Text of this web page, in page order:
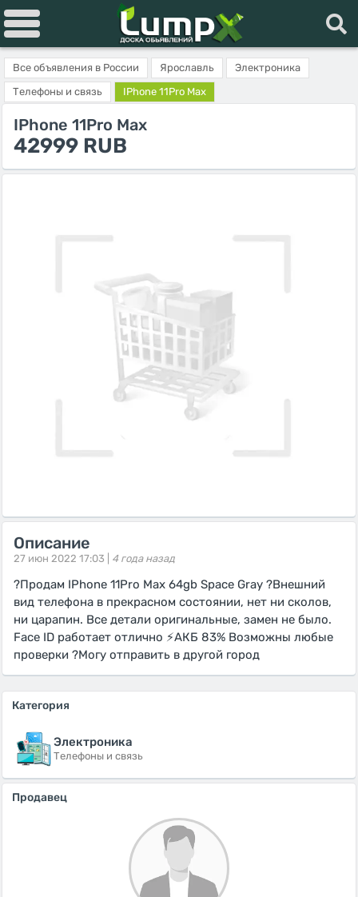
Все объявления в России Ярославль
Электроника
Телефоны и связь
IPhone 11Pro Max
IPhone 11Pro Max
42999 RUB
Описание
27 июн 2022 17:03 | 4 года назад
?Продам IPhone 11Pro Max 64gb Space Gray ?Внешний
вид телефона в прекрасном состоянии, нет ни сколов,
ни царапин. Все детали оригинальные, замен не было.
Face ID работает отлично ⚡️АКБ 83% Возможны любые
проверки ?Могу отправить в другой город
Категория
Электроника
Телефоны и связь
Продавец